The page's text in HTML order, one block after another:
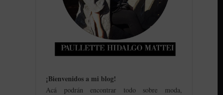
¡Bienvenidos a mi blog!
Acá podrán encontrar todo sobre moda,